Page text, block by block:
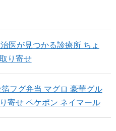
医が見つかる診療所 ちょ
り寄せ
フグ弁当 マグロ 豪華グル
寄せ ペケポン ネイマール